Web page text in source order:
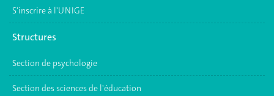
S'inscrire à l'UNIGE
Structures
Section de psychologie
Section des sciences de l'éducation